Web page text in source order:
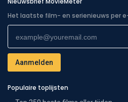
Het laatste film- en serienieuws per
Populaire toplijsten